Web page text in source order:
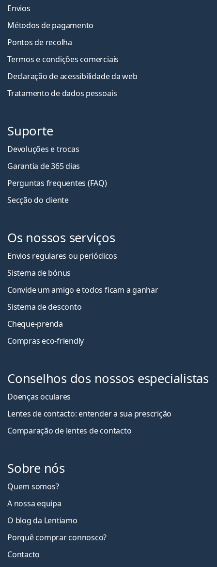
Envios
Métodos de pagamento
Pontos de recolha
Termos e condições comerciais
Declaração de acessibilidade da web
Tratamento de dados pessoais
Suporte
Devoluções e trocas
Garantia de 365 dias
Perguntas frequentes (FAQ)
Secção do cliente
Os nossos serviços
Envios regulares ou periódicos
Sistema de bónus
Convide um amigo e todos ficam a ganhar
Sistema de desconto
Cheque-prenda
Compras eco-friendly
Conselhos dos nossos especialistas
Doenças oculares
Lentes de contacto: entender a sua prescrição
Comparação de lentes de contacto
Sobre nós
Quem somos?
A nossa equipa
O blog da Lentiamo
Porquê comprar connosco?
Contacto